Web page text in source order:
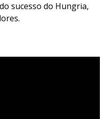
sucesso do Hungria,